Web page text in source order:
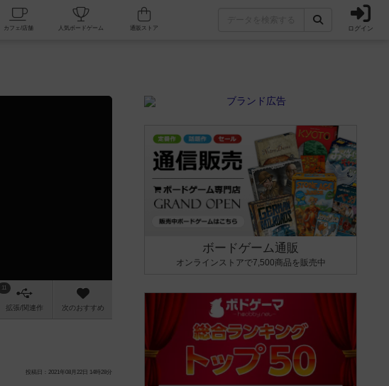
掲示板一覧 カフェ/店舗 人気ボードゲーム ログイン
11
拡張/関連作 次のおすすめ
投稿日：2021年08月22日 14時28分
ボードゲーム通販
オンラインストアで7,500商品を販売中